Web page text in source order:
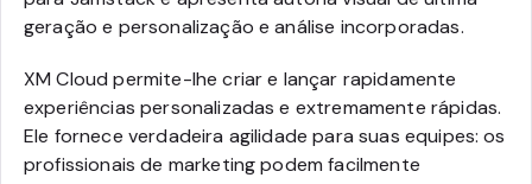
geração e personalização e análise incorporadas.
XM Cloud permite-lhe criar e lançar rapidamente
experiências personalizadas e extremamente rápidas.
Ele fornece verdadeira agilidade para suas equipes: os
profissionais de marketing podem facilmente